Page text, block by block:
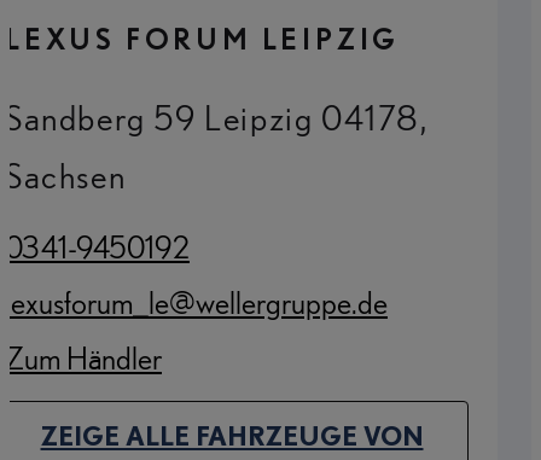
LEXUS FORUM LEIPZIG
Sandberg 59 Leipzig 04178,
Sachsen
0341-9450192
(Opens in new tab)
lexusforum_le@wellergruppe.de
(Opens in new tab)
Zum Händler
(Opens in new tab)
ZEIGE ALLE FAHRZEUGE VON